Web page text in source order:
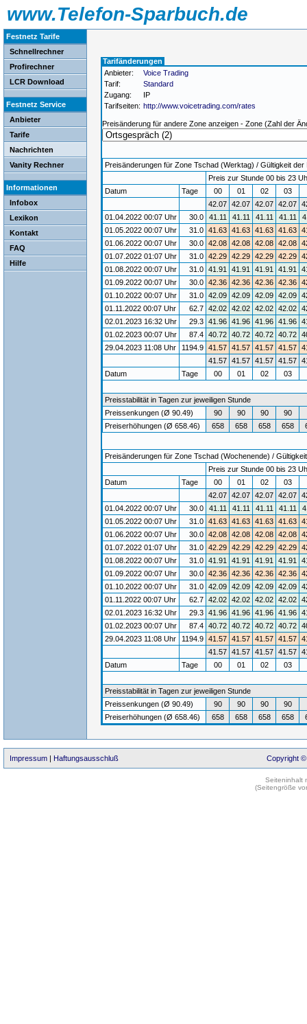
www.Telefon-Sparbuch.de
Festnetz Tarife
Schnellrechner
Profirechner
LCR Download
Festnetz Service
Anbieter
Tarife
Nachrichten
Vanity Rechner
Informationen
Infobox
Lexikon
Kontakt
FAQ
Hilfe
Tarifänderungen
Anbieter:
Voice Trading
Tarif:
Standard
Zugang:
IP
Tarifseiten: http://www.voicetrading.com/rates
Preisänderung für andere Zone anzeigen - Zone (Zahl der
Preisänderungen für Zone Tschad (Werktag) / Gültigkeit der
Preis zur Stunde 00 bis 23
Datum
Tage 00 01 02 03
42.07 42.07 42.07 42.07
01.04.2022 00:07 Uhr
30.0 41.11 41.11 41.11 41.11
01.05.2022 00:07 Uhr
31.0 41.63 41.63 41.63 41.63
01.06.2022 00:07 Uhr
30.0 42.08 42.08 42.08 42.08
01.07.2022 01:07 Uhr
31.0 42.29 42.29 42.29 42.29
01.08.2022 00:07 Uhr
31.0 41.91 41.91 41.91 41.91
01.09.2022 00:07 Uhr
30.0 42.36 42.36 42.36 42.36
01.10.2022 00:07 Uhr
31.0 42.09 42.09 42.09 42.09
01.11.2022 00:07 Uhr
62.7 42.02 42.02 42.02 42.02
02.01.2023 16:32 Uhr
29.3 41.96 41.96 41.96 41.96
01.02.2023 00:07 Uhr
87.4 40.72 40.72 40.72 40.72
29.04.2023 11:08 Uhr
1194.9 41.57 41.57 41.57 41.57
41.57 41.57 41.57 41.57
Datum
Tage 00 01 02 03
Preisstabilität in Tagen zur jeweiligen Stunde
Preissenkungen (Ø 90.49)
90 90 90 90
Preiserhöhungen (Ø 658.46)
658 658 658 658
Preisänderungen für Zone Tschad (Wochenende) /
Preis zur Stunde 00 bis 23
Datum
Tage 00 01 02 03
42.07 42.07 42.07 42.07
01.04.2022 00:07 Uhr
30.0 41.11 41.11 41.11 41.11
01.05.2022 00:07 Uhr
31.0 41.63 41.63 41.63 41.63
01.06.2022 00:07 Uhr
30.0 42.08 42.08 42.08 42.08
01.07.2022 01:07 Uhr
31.0 42.29 42.29 42.29 42.29
01.08.2022 00:07 Uhr
31.0 41.91 41.91 41.91 41.91
01.09.2022 00:07 Uhr
30.0 42.36 42.36 42.36 42.36
01.10.2022 00:07 Uhr
31.0 42.09 42.09 42.09 42.09
01.11.2022 00:07 Uhr
62.7 42.02 42.02 42.02 42.02
02.01.2023 16:32 Uhr
29.3 41.96 41.96 41.96 41.96
01.02.2023 00:07 Uhr
87.4 40.72 40.72 40.72 40.72
29.04.2023 11:08 Uhr
1194.9 41.57 41.57 41.57 41.57
41.57 41.57 41.57 41.57
Datum
Tage 00 01 02 03
Preisstabilität in Tagen zur jeweiligen Stunde
Preissenkungen (Ø 90.49)
90 90 90 90
Preiserhöhungen (Ø 658.46)
658 658 658 658
Impressum | Haftungsausschluß Copyright ©
Seiteninhalt
(Seitengröße